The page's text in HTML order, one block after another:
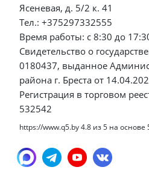
Ясеневая, д. 5/2 к. 41
Тел.: +375297332555
Время работы: с 8:30 до
Свидетельство о
0180437, выданное
района г. Бреста от
Регистрация в торговом
532542
https://www.q5.by4.8 из5 на основе